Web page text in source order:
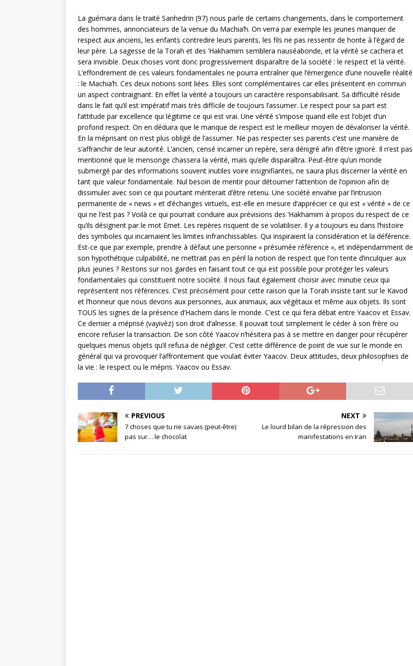
La guémara dans le traité Sanhedrin (97) nous parle de certains changements, dans le comportement
des hommes, annonciateurs de la venue du Machia’h. On verra par exemple les jeunes manquer de
respect aux anciens, les enfants contredire leurs parents, les fils ne pas ressentir de honte à l’égard de
leur père. La sagesse de la Torah et des ’Hakhamim semblera nauséabonde, et la vérité se cachera et
sera invisible. Deux choses vont donc progressivement disparaître de la société : le respect et la vérité.
L’effondrement de ces valeurs fondamentales ne pourra entraîner que l’émergence d’une nouvelle réalité
: le Machia’h. Ces deux notions sont liées. Elles sont complémentaires car elles présentent en commun
un aspect contraignant. En effet la vérité a toujours un caractère responsabilisant. Sa difficulté réside
dans le fait qu’il est impératif mais très difficile de toujours l’assumer. Le respect pour sa part est
l’attitude par excellence qui légitime ce qui est vrai. Une vérité s’impose quand elle est l’objet d’un
profond respect. On en déduira que le manque de respect est le meilleur moyen de dévaloriser la vérité.
En la méprisant on n’est plus obligé de l’assumer. Ne pas respecter ses parents c’est une manière de
s’affranchir de leur autorité. L’ancien, censé incarner un repère, sera dénigré afin d’être ignoré. Il n’est pas
mentionné que le mensonge chassera la vérité, mais qu’elle disparaîtra. Peut-être qu’un monde
submergé par des informations souvent inutiles voire insignifiantes, ne saura plus discerner la vérité en
tant que valeur fondamentale. Nul besoin de mentir pour détourner l’attention de l’opinion afin de
dissimuler avec soin ce qui pourtant mériterait d’être retenu. Une société envahie par l’intrusion
permanente de « news » et d’échanges virtuels, est-elle en mesure d’apprécier ce qui est « vérité » de ce
qui ne l’est pas ? Voilà ce qui pourrait conduire aux prévisions des ’Hakhamim à propos du respect de ce
qu’ils désignent par le mot Emet. Les repères risquent de se volatiliser. Il y a toujours eu dans l’histoire
des symboles qui incarnaient les limites infranchissables. Qui inspiraient la considération et la déférence.
Est-ce que par exemple, prendre à défaut une personne « présumée référence », et indépendamment de
son hypothétique culpabilité, ne mettrait pas en péril la notion de respect que l’on tente d’inculquer aux
plus jeunes ? Restons sur nos gardes en faisant tout ce qui est possible pour protéger les valeurs
fondamentales qui constituent notre société. Il nous faut également choisir avec minutie ceux qui
représentent nos références. C’est précisément pour cette raison que la Torah insiste tant sur le Kavod
et l’honneur que nous devons aux personnes, aux animaux, aux végétaux et même aux objets. Ils sont
TOUS les signes de la présence d’Hachem dans le monde. C’est ce qui fera débat entre Yaacov et Essav.
Ce dernier a méprisé (vayivèz) son droit d’aînesse. Il pouvait tout simplement le céder à son frère ou
encore refuser la transaction. De son côté Yaacov n’hésitera pas à se mettre en danger pour récupérer
quelques menus objets qu’il refusa de négliger. C’est cette différence de point de vue sur le monde en
général qui va provoquer l’affrontement que voulait éviter Yaacov. Deux attitudes, deux philosophies de
la vie : le respect ou le mépris. Yaacov ou Essav.
PREVIOUS
7 choses que tu ne savais (peut-être)
pas sur… le chocolat
NEXT
Le lourd bilan de la répression des
manifestations en Iran